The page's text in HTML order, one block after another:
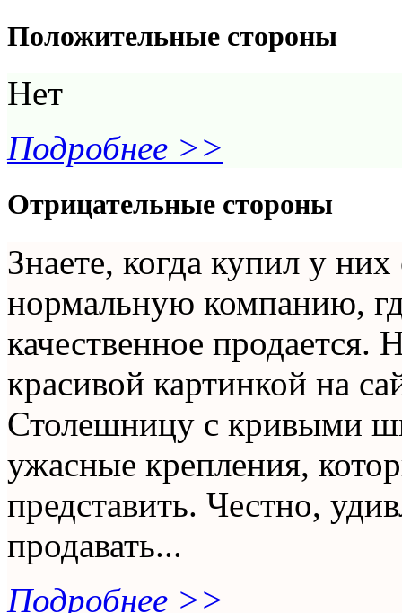
Положительные стороны
Нет
Подробнее >>
Отрицательные стороны
Знаете, когда купил у
нормальную компанию,
качественное продается.
красивой картинкой на
Столешницу с кривыми
ужасные крепления,
представить. Честно,
продавать...
Подробнее >>